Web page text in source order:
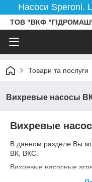
Насоси Speroni.
ТОВ "ВКФ "ГІДРОМАШ" -
Товари та послуги
Вихревые насосы
Вихревые
В данном разделе Вы
ВК, ВКС.
Вихревые насосные